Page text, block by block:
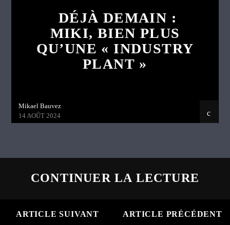
DÉJÀ DEMAIN :
MIKI, BIEN PLUS
QU’UNE « INDUSTRY
PLANT »
Mikael Bauvez
14 AOÛT 2024
CONTINUER LA LECTURE
ARTICLE SUIVANT ARTICLE PRÉCÉDENT